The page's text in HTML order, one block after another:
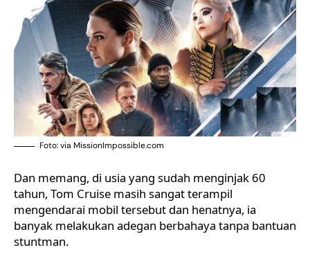
Foto: via MissionImpossible.com
Dan memang, di usia yang sudah menginjak 60
tahun, Tom Cruise masih sangat terampil
mengendarai mobil tersebut dan henatnya, ia
banyak melakukan adegan berbahaya tanpa bantuan
stuntman.